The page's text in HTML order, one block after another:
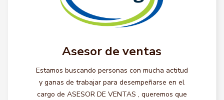
Asesor de ventas
Estamos buscando personas con mucha actitud
y ganas de trabajar para desempeñarse en el
cargo de ASESOR DE VENTAS , queremos que